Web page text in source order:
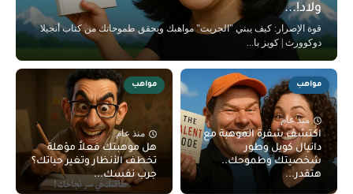
ولاد!...
قوة الإصرار: كيف يبني "الجريت" مواهبك ويحقق طموحاتك من كتاب أنجيلا
دوكوورث | كويز با...
مواهب
منذ عام
اكتشف شفرة الموهبة مع
دانيال كويل وطور
شخصيتك وطموحك..
هتقدر...
مواهب
منذ عام
هل موهبتك فعلاً مؤهلة
تخطف الأنظار وتغير حياتك؟
جرب نفسك...